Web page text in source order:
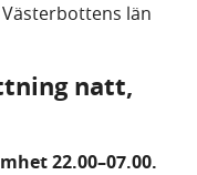
län
natt,
22.00–07.00.